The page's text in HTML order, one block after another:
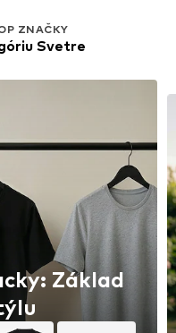
ZNAČKY
Svetre
Základ